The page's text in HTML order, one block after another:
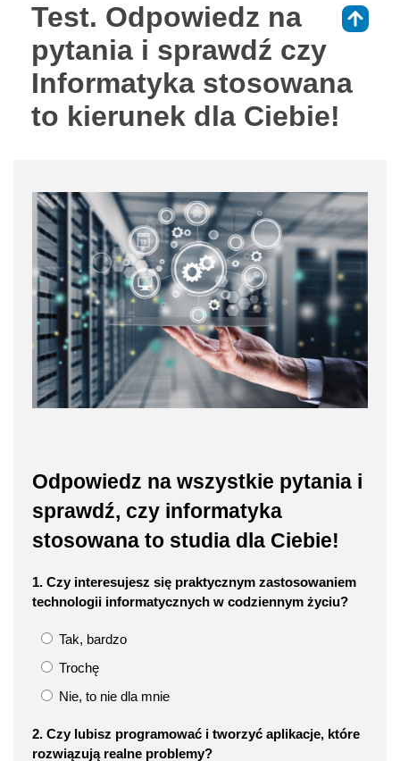
Test. Odpowiedz na
pytania i sprawdź czy
Informatyka stosowana
to kierunek dla Ciebie!
Odpowiedz na wszystkie pytania i
sprawdź, czy informatyka
stosowana to studia dla Ciebie!
1. Czy interesujesz się praktycznym zastosowaniem
technologii informatycznych w codziennym życiu?
Tak, bardzo
Trochę
Nie, to nie dla mnie
2. Czy lubisz programować i tworzyć aplikacje, które
rozwiązują realne problemy?